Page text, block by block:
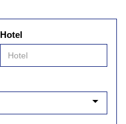
Hotel